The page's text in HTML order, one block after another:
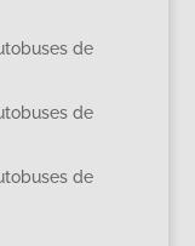
de
de
de